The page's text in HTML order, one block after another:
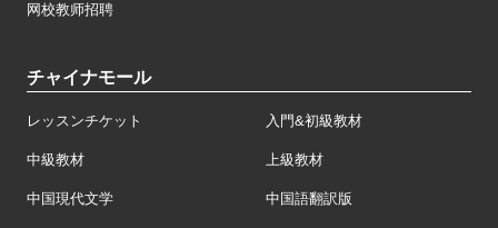
网校教师招聘
チャイナモール
レッスンチケット 入門&初級教材
中級教材 上級教材
中国現代文学 中国語翻訳版